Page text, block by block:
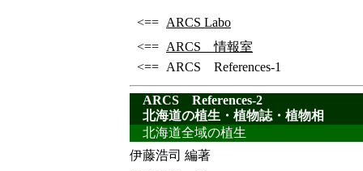
<== ARCS Labo
<== ARCS 情報室
<== ARCS References-1
ARCS References-2
北海道の植生・植物誌・植物相
北海道全域の植生
伊藤浩司 編著